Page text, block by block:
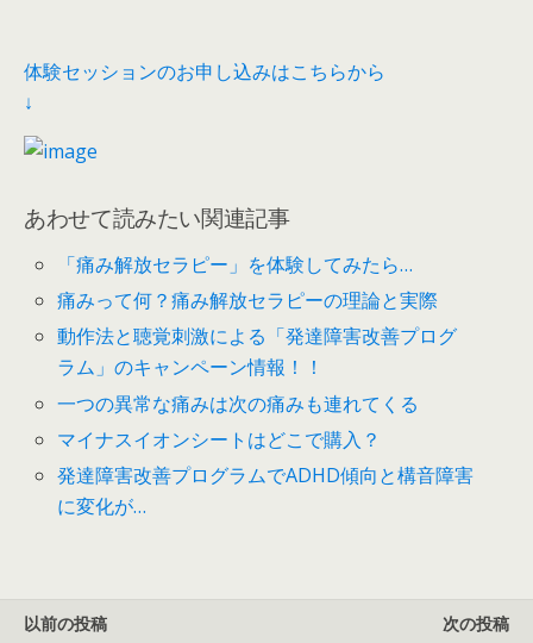
体験セッションのお申し込みはこちらから
↓
あわせて読みたい関連記事
「痛み解放セラピー」を体験してみたら…
痛みって何？痛み解放セラピーの理論と実際
動作法と聴覚刺激による「発達障害改善プログ
ラム」のキャンペーン情報！！
一つの異常な痛みは次の痛みも連れてくる
マイナスイオンシートはどこで購入？
発達障害改善プログラムでADHD傾向と構音障害
に変化が…
以前の投稿
次の投稿